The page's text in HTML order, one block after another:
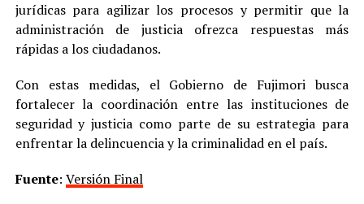
jurídicas para agilizar los procesos y permitir que la
administración de justicia ofrezca respuestas más
rápidas a los ciudadanos.
Con estas medidas, el Gobierno de Fujimori busca
fortalecer la coordinación entre las instituciones de
seguridad y justicia como parte de su estrategia para
enfrentar la delincuencia y la criminalidad en el país.
Fuente: Versión Final